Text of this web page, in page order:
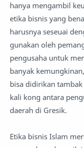
hanya mengambil
etika bisnis yang
harusnya seseuai
gunakan oleh
pengusaha untuk
banyak
bisa didirikan
kali kong antara
daerah di Gresik.
Etika bisnis Islam